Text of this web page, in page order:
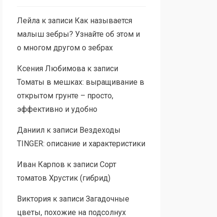
Лейлак записи Как называется
малыш зебры? Узнайте об этом и
о многом другом о зебрах
Ксения Любимовак записи
Томаты в мешках: выращивание в
открытом грунте – просто,
эффективно и удобно
Даниилк записи Вездеходы
TINGER: описание и характеристики
Иван Карпов к записи Сорт
томатов Хрустик (гибрид)
Викторияк записи Загадочные
цветы, похожие на подсолнух